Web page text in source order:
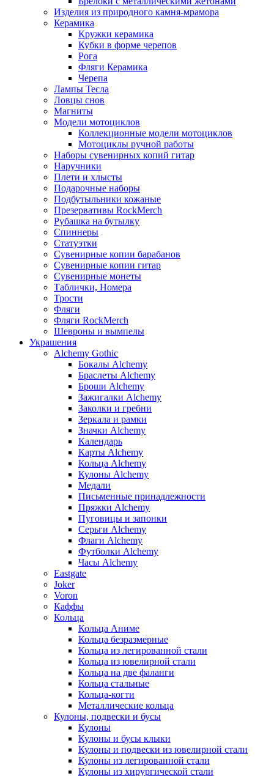
Изделия из природного камня-мрамора
Керамика
Кружки керамика
Кубки в форме черепов
Рога
Фляги Керамика
Черепа
Лампы Тесла
Ловцы снов
Магниты
Модели мотоциклов
Коллекционные модели мотоциклов
Мотоциклы ручной работы
Наборы сувенирных копий гитар
Наручники
Плети и хлысты
Подарочные наборы
Подбутыльники кожаные
Презервативы RockMerch
Рубашка на бутылку
Спиннеры
Статуэтки
Сувенирные копии барабанов
Сувенирные копии гитар
Сувенирные монеты
Таблички, Номера
Трости
Фляги
Фляги RockMerch
Шевроны и вымпелы
Украшения
Alchemy Gothic
Бокалы Alchemy
Браслеты Alchemy
Броши Alchemy
Зажигалки Alchemy
Заколки и гребни
Зеркала и рамки
Значки Alchemy
Календарь
Карты Alchemy
Кольца Alchemy
Кулоны Alchemy
Медали
Письменные принадлежности
Пряжки Alchemy
Пуговицы и запонки
Серьги Alchemy
Флаги Alchemy
Футболки Alchemy
Часы Alchemy
Eastgate
Joker
Voron
Каффы
Кольца
Кольца Аниме
Кольца безразмерные
Кольца из легированной стали
Кольца из ювелирной стали
Кольца на две фаланги
Кольца стальные
Кольца-когти
Металлические кольца
Кулоны, подвески и бусы
Кулоны
Кулоны и бусы клыки
Кулоны и подвески из ювелирной стали
Кулоны из легированной стали
Кулоны из хирургической стали